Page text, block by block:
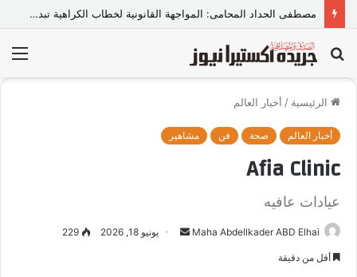
مصطفى الحداد المحامى: المواجهة القانونية لخطاب الكراهية تبدأ بتشريع واضح ووعي مجتمعي
بحث
عن
الرئيسية / أخبار العالم
أخبار العالم صحة فن مشاهير
Afia Clinic
عيادات عافيه
Maha Abdellkader ABD Elhai يونيو 18, 2026 229
أقل من دقيقة